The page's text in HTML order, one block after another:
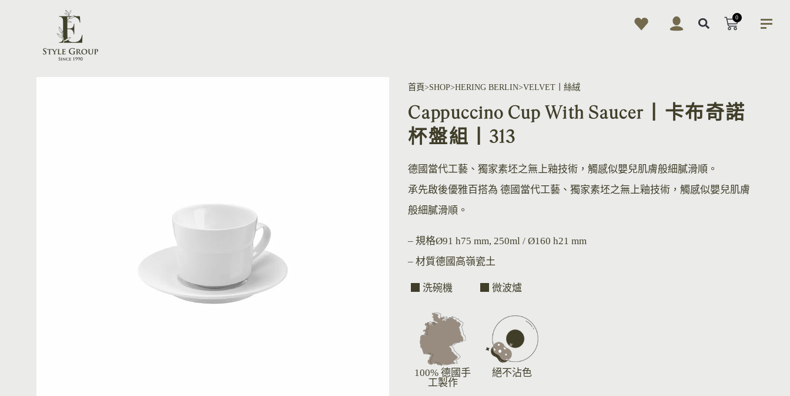
0
首頁 SHOP HERING BERLIN VELVET丨絲絨
Cappuccino Cup With Saucer丨卡布奇諾
杯盤組丨313
德國當代工藝、獨家素坯之無上釉技術，觸感似嬰兒肌膚般細膩滑順。
承先啟後優雅百搭為 德國當代工藝、獨家素坯之無上釉技術，觸感似嬰兒肌膚
般細膩滑順。
– 規格Ø91 h75 mm, 250ml / Ø160 h21 mm
– 材質德國高嶺瓷土
洗碗機 微波爐
100% 德國手
工製作
絕不沾色